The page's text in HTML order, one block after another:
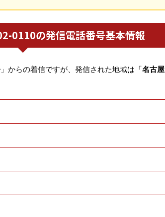
0110の発信電話番号基本情報
」からの着信ですが、発信された地域は「名古屋